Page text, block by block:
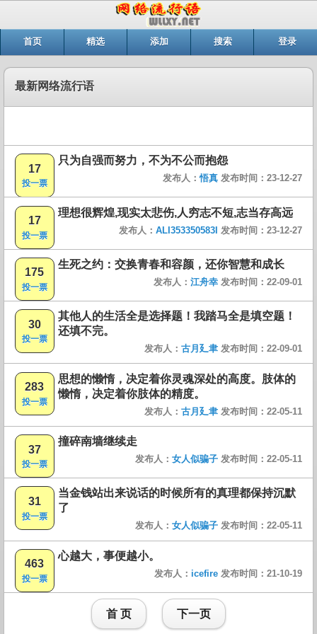
首页 精选 添加 搜索 登录
最新网络流行语
17
投一票
只为自强而努力，不为不公而抱怨
发布人：悟真 发布时间：23-12-27
17
投一票
理想很辉煌,现实太悲伤,人穷志不短,志当存高远
发布人： ALI353350583I 发布时间：23-12-27
175
投一票
生死之约：交换青春和容颜，还你智慧和成长
发布人： 江舟幸 发布时间：22-09-01
30
投一票
其他人的生活全是选择题！我踏马全是填空题！
还填不完。
发布人： 古月廴聿 发布时间：22-09-01
283
投一票
思想的懒惰，决定着你灵魂深处的高度。肢体的
懒惰，决定着你肢体的精度。
发布人： 古月廴聿 发布时间：22-05-11
37
投一票
撞碎南墙继续走
发布人： 女人似骗子 发布时间：22-05-11
31
投一票
当金钱站出来说话的时候所有的真理都保持沉默
了
发布人： 女人似骗子 发布时间：22-05-11
463
投一票
心越大，事便越小。
发布人： icefire 发布时间：21-10-19
首 页 下一页